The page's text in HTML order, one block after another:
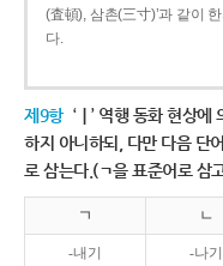
(査頓), 삼촌(三寸)’과 같이
다.
제9항 ‘ㅣ’ 역행 동화 현상
하지 아니하되, 다만 다음 단
로 삼는다.(ㄱ을 표준어로 삼
ㄱ ㄴ
-내기 -나기